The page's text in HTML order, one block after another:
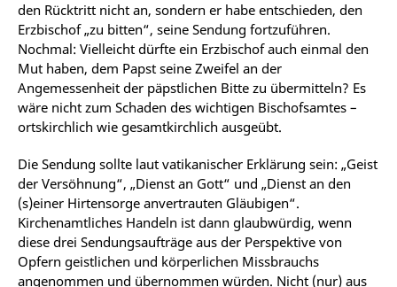
den Rücktritt nicht an, sondern er habe entschieden, den
Erzbischof „zu bitten“, seine Sendung fortzuführen.
Nochmal: Vielleicht dürfte ein Erzbischof auch einmal den
Mut haben, dem Papst seine Zweifel an der
Angemessenheit der päpstlichen Bitte zu übermitteln? Es
wäre nicht zum Schaden des wichtigen Bischofsamtes –
ortskirchlich wie gesamtkirchlich ausgeübt.
Die Sendung sollte laut vatikanischer Erklärung sein: „Geist
der Versöhnung“, „Dienst an Gott“ und „Dienst an den
(s)einer Hirtensorge anvertrauten Gläubigen“.
Kirchenamtliches Handeln ist dann glaubwürdig, wenn
diese drei Sendungsaufträge aus der Perspektive von
Opfern geistlichen und körperlichen Missbrauchs
angenommen und übernommen würden. Nicht (nur) aus